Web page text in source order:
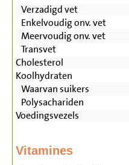
Verzadigd vet
Enkelvoudig onv. vet
Meervoudig onv. vet
Transvet
Cholesterol
Koolhydraten
Waarvan suikers
Polysachariden
Voedingsvezels
Vitamines